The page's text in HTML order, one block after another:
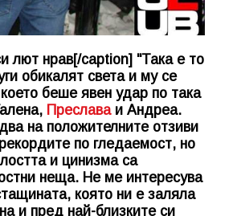
лют нрав[/caption] "Така е то
обикалят света и му се
беше явен удар по така
Преславаи Андреа.
на положителните отзиви
по гледаемост, но
и цинизма са
неща. Не ме интересува
която ни е заляла
и пред най-близките си